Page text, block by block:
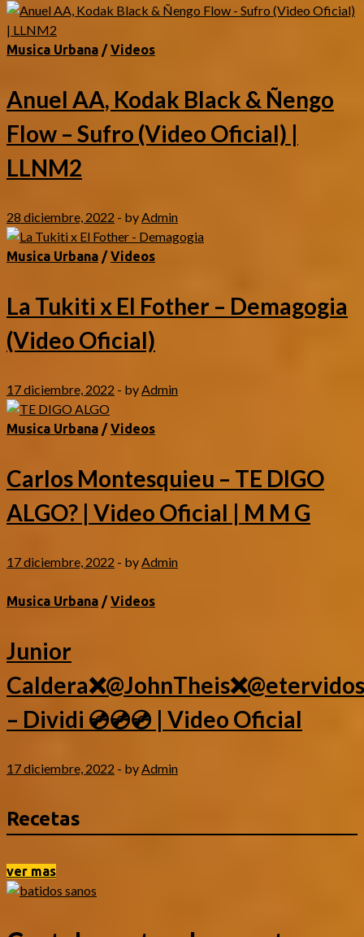
Musica Urbana /Videos
Anuel AA, Kodak Black & Ñengo
Flow – Sufro (Video Oficial) |
LLNM2
28 diciembre, 2022 - byAdmin
Musica Urbana /Videos
La Tukiti x El Fother – Demagogia
(Video Oficial)
17 diciembre, 2022 - byAdmin
Musica Urbana /Videos
Carlos Montesquieu – TE DIGO
ALGO? | Video Oficial | M M G
17 diciembre, 2022 - byAdmin
Musica Urbana /Videos
Junior
– Dividi 💿💿💿 | Video Oficial
17 diciembre, 2022 - byAdmin
Recetas
ver mas